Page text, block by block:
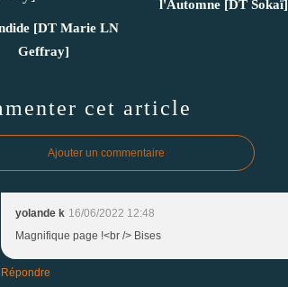
[DT Marie LN
Geffray]
l'Automne [DT Sokaï]
cet article
Ajouter un commentaire
yolande k 16/06/2022 12:48
Magnifique page !<br /> Bises
Répondre